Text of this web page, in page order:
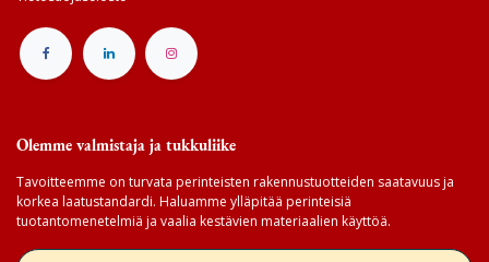
Olemme valmistaja ja tukkuliike
Tavoitteemme on turvata perinteisten rakennustuotteiden saatavuus ja
korkea laatustandardi. Haluamme ylläpitää perinteisiä
tuotantomenetelmiä ja vaalia kestävien materiaalien käyttöä.